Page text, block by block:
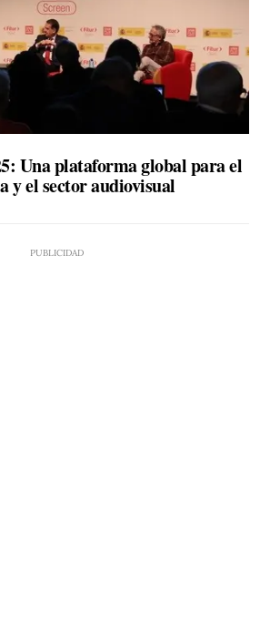
Una plataforma global para el
y el sector audiovisual